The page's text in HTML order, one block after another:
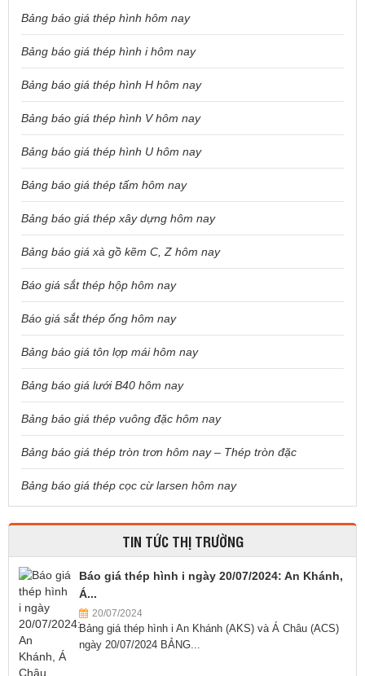
Bảng báo giá thép hình hôm nay
Bảng báo giá thép hình i hôm nay
Bảng báo giá thép hình H hôm nay
Bảng báo giá thép hình V hôm nay
Bảng báo giá thép hình U hôm nay
Bảng báo giá thép tấm hôm nay
Bảng báo giá thép xây dựng hôm nay
Bảng báo giá xà gồ kẽm C, Z hôm nay
Báo giá sắt thép hộp hôm nay
Báo giá sắt thép ống hôm nay
Bảng báo giá tôn lợp mái hôm nay
Bảng báo giá lưới B40 hôm nay
Bảng báo giá thép vuông đặc hôm nay
Bảng báo giá thép tròn trơn hôm nay – Thép tròn đặc
Bảng báo giá thép cọc cừ larsen hôm nay
TIN TỨC THỊ TRƯỜNG
Báo giá thép hình i ngày 20/07/2024: An Khánh,
Á...
20/07/2024
Bảng giá thép hình i An Khánh (AKS) và Á Châu (ACS)
ngày 20/07/2024 BẢNG...